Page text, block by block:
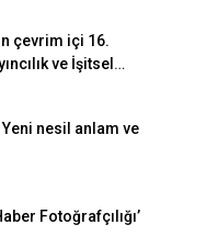
çevrim içi 16.
ve İşitsel
nesil anlam ve
Fotoğrafçılığı’